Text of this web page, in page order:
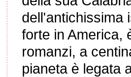
dell'antichissima
forte in America,
romanzi, a
pianeta è legata